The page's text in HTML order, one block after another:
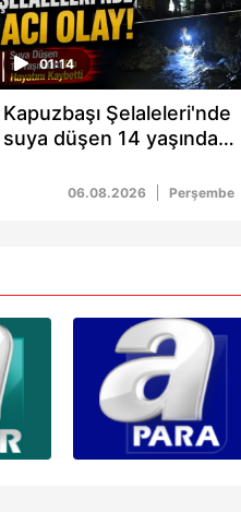
01:14
Kapuzbaşı Şelaleleri'nde
suya düşen 14 yaşındaki
06.08.2026 Perşembe